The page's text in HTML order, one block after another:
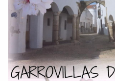
Apodos
Peñas
La palra